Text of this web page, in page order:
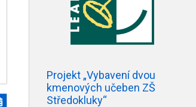
Projekt „Vybavení dvou
kmenových učeben ZŠ
Středokluky“